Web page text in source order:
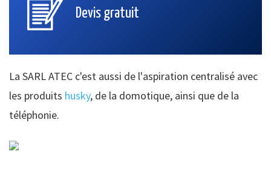
Devis gratuit
La SARL ATEC c'est aussi de l'aspiration centralisé avec
les produits husky, de la domotique, ainsi que de la
téléphonie.